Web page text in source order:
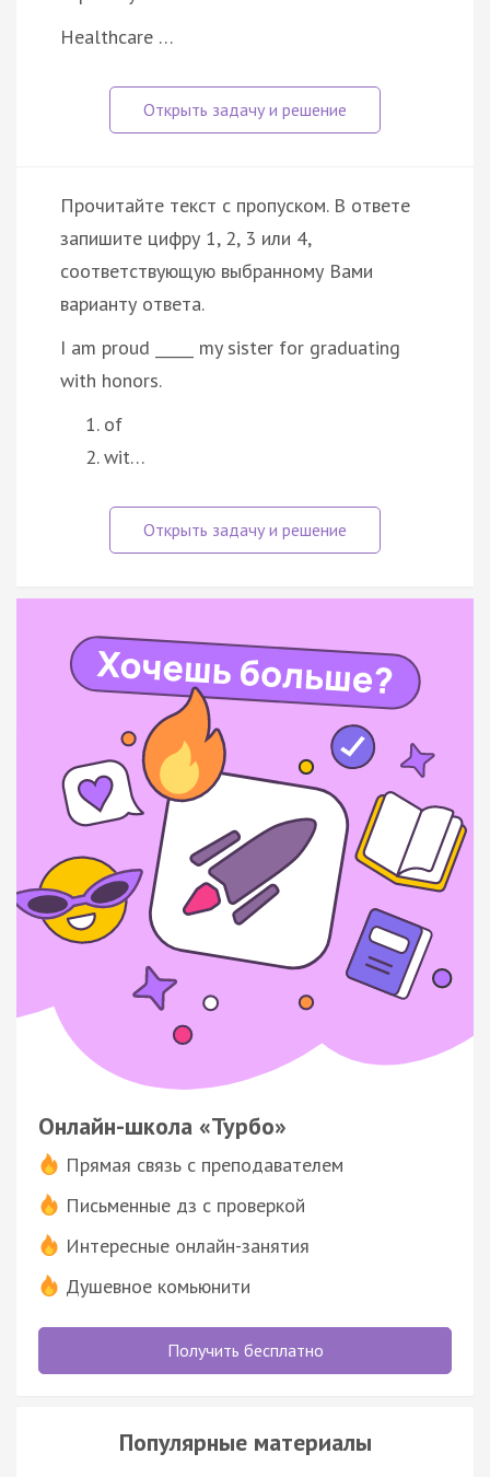
Healthcare …
Прочитайте текст с пропуском. В ответе
запишите цифру 1, 2, 3 или 4,
соответствующую выбранному Вами
варианту ответа.
I am proud _____ my sister for graduating
with honors.
of
wit…
Онлайн-школа «Турбо»
Прямая связь с преподавателем
Письменные дз с проверкой
Интересные онлайн-занятия
Душевное комьюнити
Получить бесплатно
Популярные материалы